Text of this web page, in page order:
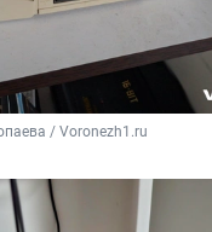
/ Voronezh1.ru